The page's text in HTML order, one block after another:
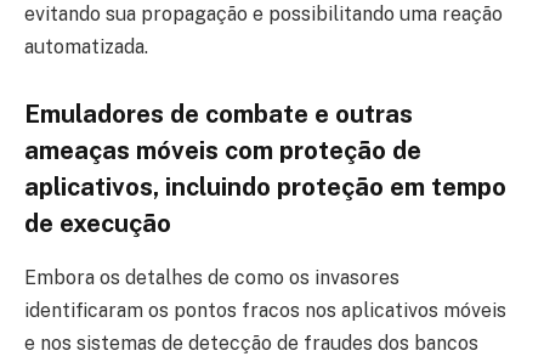
evitando sua propagação e possibilitando uma reação
automatizada.
Emuladores de combate e outras
ameaças móveis com proteção de
aplicativos, incluindo proteção em tempo
de execução
Embora os detalhes de como os invasores
identificaram os pontos fracos nos aplicativos móveis
e nos sistemas de detecção de fraudes dos bancos